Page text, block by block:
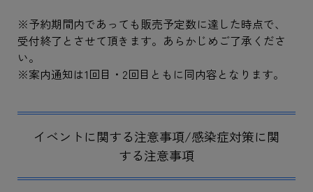
※予約期間内であっても販売予定数に達した時点で、
受付終了とさせて頂きます。あらかじめご了承くださ
い。
※案内通知は1回目・2回目ともに同内容となります。
イベントに関する注意事項/感染症対策に関
する注意事項